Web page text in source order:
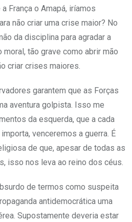
França o Amapá, iríamos
não criar uma crise maior? No
da disciplina para agradar a
tão grave como abrir mão
criar crises maiores.
garantem que as Forças
aventura golpista. Isso me
da esquerda, que a cada
venceremos a guerra. É
de que, apesar de todas as
isso nos leva ao reino dos céus.
de termos como suspeita
antidemocrática uma
Supostamente deveria estar